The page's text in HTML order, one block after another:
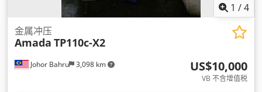
1 /4
Johor Bahru 3,098 km
金属冲压
Amada TP110c-X2
US$10,000
VB 不含增值税